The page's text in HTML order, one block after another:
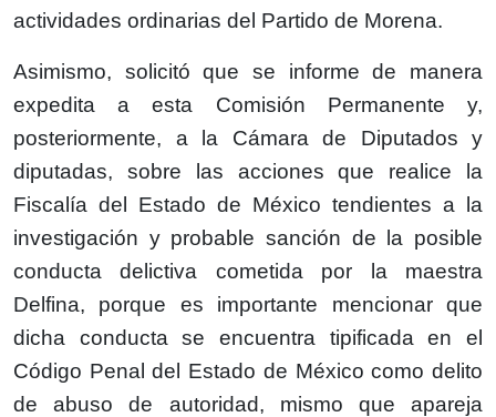
actividades ordinarias del Partido de Morena.
Asimismo, solicitó que se informe de manera
expedita a esta Comisión Permanente y,
posteriormente, a la Cámara de Diputados y
diputadas, sobre las acciones que realice la
Fiscalía del Estado de México tendientes a la
investigación y probable sanción de la posible
conducta delictiva cometida por la maestra
Delfina, porque es importante mencionar que
dicha conducta se encuentra tipificada en el
Código Penal del Estado de México como delito
de abuso de autoridad, mismo que apareja